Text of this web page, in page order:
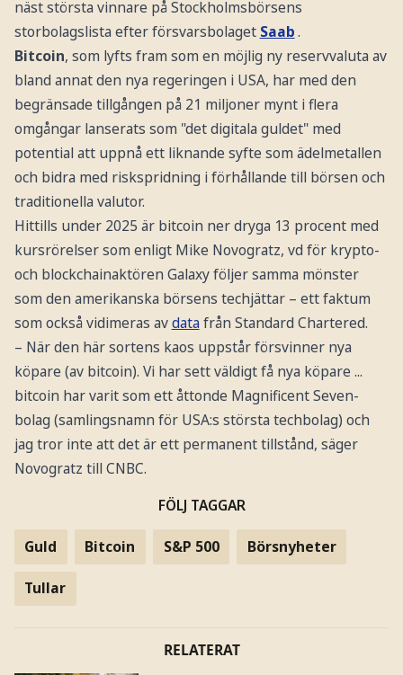
näst största vinnare på Stockholmsbörsens
storbolagslista efter försvarsbolaget Saab .
Bitcoin, som lyfts fram som en möjlig ny reservvaluta av
bland annat den nya regeringen i USA, har med den
begränsade tillgången på 21 miljoner mynt i flera
omgångar lanserats som "det digitala guldet" med
potential att uppnå ett liknande syfte som ädelmetallen
och bidra med riskspridning i förhållande till börsen och
traditionella valutor.
Hittills under 2025 är bitcoin ner dryga 13 procent med
kursrörelser som enligt Mike Novogratz, vd för krypto-
och blockchainaktören Galaxy följer samma mönster
som den amerikanska börsens techjättar – ett faktum
som också vidimeras avdatafrån Standard Chartered.
– När den här sortens kaos uppstår försvinner nya
köpare (av bitcoin). Vi har sett väldigt få nya köpare ...
bitcoin har varit som ett åttonde Magnificent Seven-
bolag (samlingsnamn för USA:s största techbolag) och
jag tror inte att det är ett permanent tillstånd, säger
Novogratz till CNBC.
FÖLJ TAGGAR
Guld Bitcoin S&P 500 Börsnyheter
Tullar
RELATERAT